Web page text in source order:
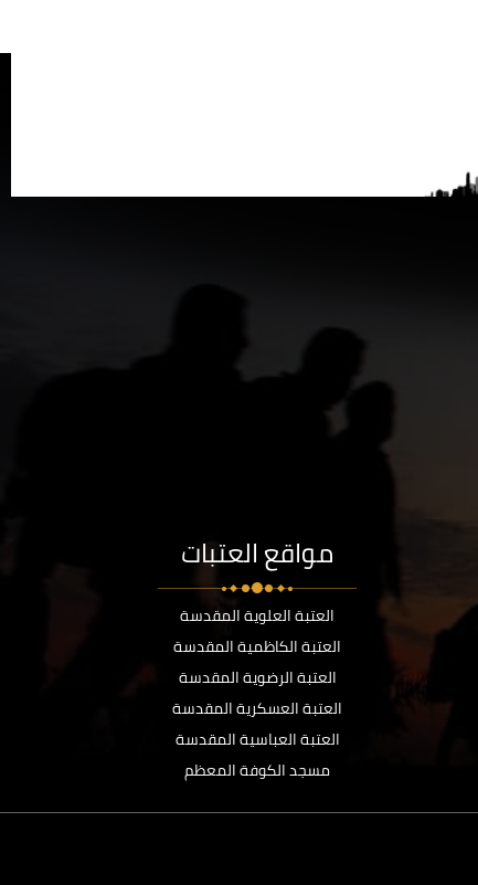
مواقع العتبات
العتبة العلوية المقدسة
العتبة الكاظمية المقدسة
العتبة الرضوية المقدسة
العتبة العسكرية المقدسة
العتبة العباسية المقدسة
مسجد الكوفة المعظم